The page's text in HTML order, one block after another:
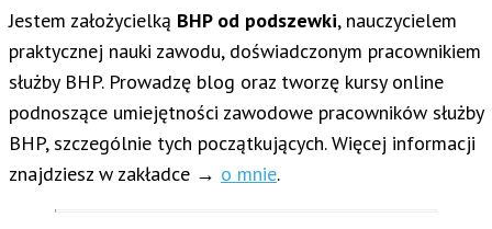
Jestem założycielką BHP od podszewki, nauczycielem
praktycznej nauki zawodu, doświadczonym pracownikiem
służby BHP. Prowadzę blog oraz tworzę kursy online
podnoszące umiejętności zawodowe pracowników służby
BHP, szczególnie tych początkujących. Więcej informacji
znajdziesz w zakładce → o mnie.